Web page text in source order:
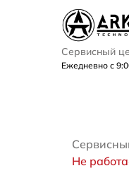
Сервисный
Ежедневно с
Не